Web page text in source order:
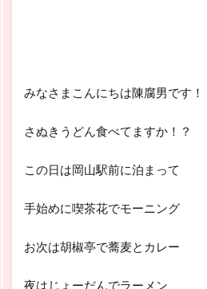
みなさまこんにちは陳腐男です！
さぬきうどん食べてますか！？
この日は岡山駅前に泊まって
手始めに喫茶花でモーニング
お次は胡椒亭で蕎麦とカレー
夜はじょーだんでラーメン